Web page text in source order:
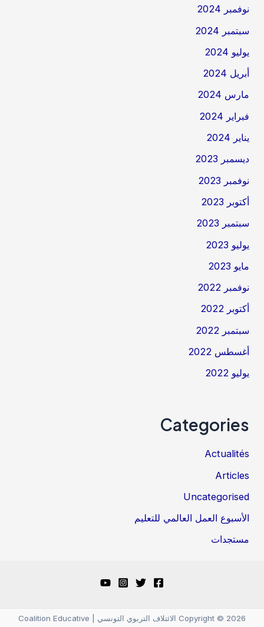
نوفمبر 2024
سبتمبر 2024
يوليو 2024
أبريل 2024
مارس 2024
فبراير 2024
يناير 2024
ديسمبر 2023
نوفمبر 2023
أكتوبر 2023
سبتمبر 2023
يوليو 2023
مايو 2023
نوفمبر 2022
أكتوبر 2022
سبتمبر 2022
أغسطس 2022
يوليو 2022
Categories
Actualités
Articles
Uncategorised
الأسبوع العمل العالمي للتعليم
مستجدات
Copyright © 2026 الائتلاف التربوي التونسي | Coalition Educative